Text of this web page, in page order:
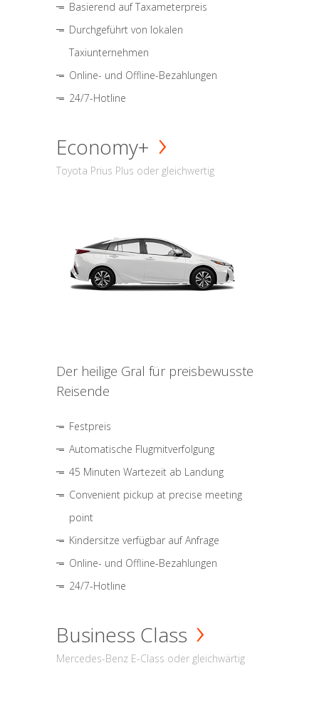
Basierend auf Taxameterpreis
Durchgeführt von lokalen
Taxiunternehmen
Online- und Offline-Bezahlungen
24/7-Hotline
Economy+
Toyota Prius Plus oder gleichwertig
Der heilige Gral für preisbewusste
Reisende
Festpreis
Automatische Flugmitverfolgung
45 Minuten Wartezeit ab Landung
Convenient pickup at precise meeting
point
Kindersitze verfügbar auf Anfrage
Online- und Offline-Bezahlungen
24/7-Hotline
Business Class
Mercedes-Benz E-Class oder gleichwärtig